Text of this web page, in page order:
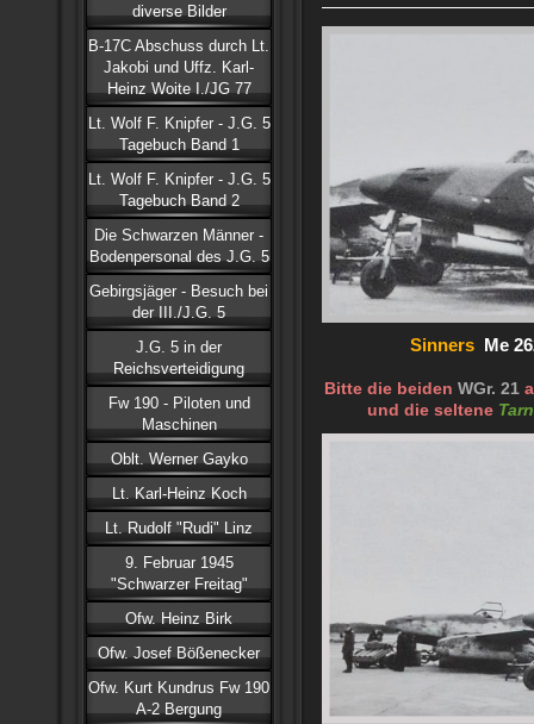
diverse Bilder
B-17C Abschuss durch Lt.
Jakobi und Uffz. Karl-
Heinz Woite I./JG 77
Lt. Wolf F. Knipfer - J.G. 5
Tagebuch Band 1
Lt. Wolf F. Knipfer - J.G. 5
Tagebuch Band 2
Die Schwarzen Männer -
Bodenpersonal des J.G. 5
Gebirgsjäger - Besuch bei
der III./J.G. 5
J.G. 5 in der
Reichsverteidigung
Fw 190 - Piloten und
Maschinen
Oblt. Werner Gayko
Lt. Karl-Heinz Koch
Lt. Rudolf "Rudi" Linz
9. Februar 1945
"Schwarzer Freitag"
Ofw. Heinz Birk
Ofw. Josef Bößenecker
Ofw. Kurt Kundrus Fw 190
A-2 Bergung
Sinners Me
Bitte die beiden WGr. 21
und die seltene